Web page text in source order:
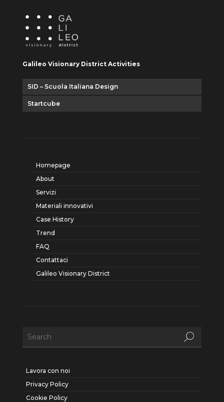
Galileo Visionary District Activities
SID – Scuola Italiana Design
Startcube
Homepage
About
Servizi
Materiali innovativi
Case History
Trend
FAQ
Contattaci
Galileo Visionary District
Lavora con noi
Privacy Policy
Cookie Policy